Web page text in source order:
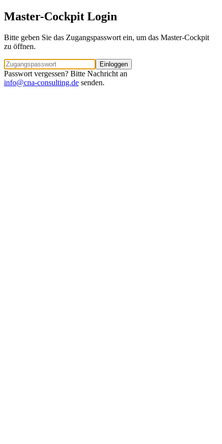
Master-Cockpit Login
Bitte geben Sie das Zugangspasswort ein, um das Master-Cockpit
zu öffnen.
Einloggen
Passwort vergessen? Bitte Nachricht an
info@cna-consulting.de senden.